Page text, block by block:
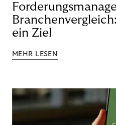
ein Ziel
MEHR LESEN